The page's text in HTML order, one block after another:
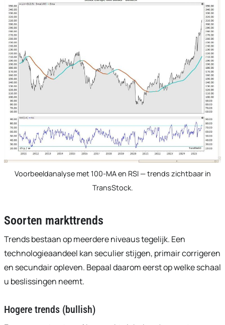
Voorbeeldanalyse met 100-MA en RSI — trends zichtbaar in
TransStock.
Soorten markttrends
Trends bestaan op meerdere niveaus tegelijk. Een
technologieaandeel kan seculier stijgen, primair corrigeren
en secundair opleven. Bepaal daarom eerst op welke schaal
u beslissingen neemt.
Hogere trends (bullish)